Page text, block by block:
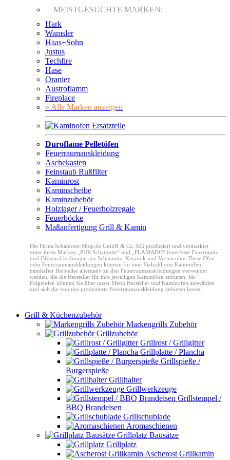
MEISTGESUCHTE MARKEN:
Hark
Wamsler
Haas+Sohn
Justus
Techfire
Hase
Oranier
Austroflamm
Fireplace
» Alle Marken anzeigen
Duroflame Pelletöfen
Feuerraumauskleidung
Aschekasten
Feinstaub Rußfilter
Kaminrost
Kaminscheibe
Kaminzubehör
Holzlager / Feuerholzregale
Feuerböcke
Maßanfertigung Grill & Kamin
Die Firma Schamotte-Shop.de GmbH & Co. KG produziert und vermarktet
unter ihren Marken „PUR Schamotte“ und „FLAMADO“ feuerfeste Feuerraum-
und Ofenauskleidungen aus Schamotte, Keramik und Vermiculite. Diese Ofen-
oder Feuerraumauskleidungen können für eine Vielzahl von Kaminöfen
namhafter Hersteller alternativ zu den Feuerraumauskleidungen verwendet
werden, die die Hersteller für ihre jeweiligen Kaminöfen anbieten. Im
Folgenden können Sie über unser Menü Hersteller und Kaminofen auswählen
und sich die von uns produzierte Feuerraumauskleidung anbieten lassen.
Grill & Küchenzubehör
Markengrills Zubehör
Grillzubehör
Grillrost / Grillgitter
Grillplatte / Plancha
Grillspieße /
Burgerspieße
Grillhalter
Grillwerkzeuge
Grillstempel /
BBQ Brandeisen
Grillschublade
Aromaschienen
Grillplatz Bausätze
Grillplatz
Ascherost Grillkamin